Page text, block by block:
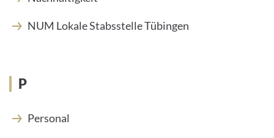
NUM Lokale Stabsstelle Tübingen
P
Personal